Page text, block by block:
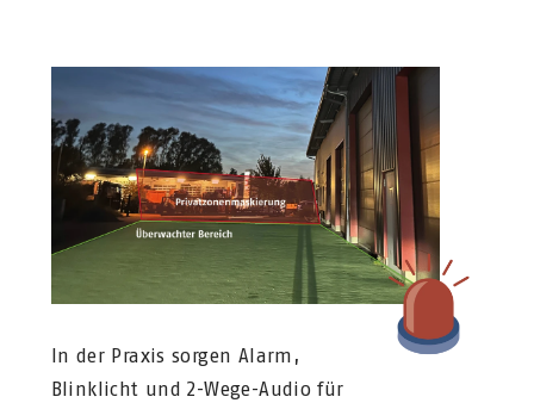
In der Praxis sorgen Alarm,
Blinklicht und 2-Wege-Audio für